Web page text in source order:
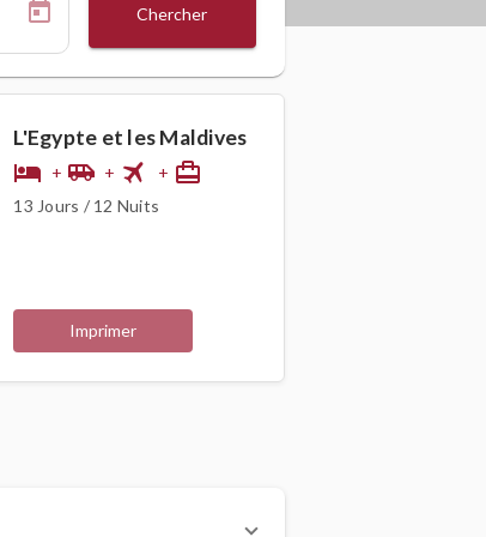
Chercher
L'Egypte et les Maldives
hotel + airport_shuttle + flight + card_travel
13 Jours / 12 Nuits
Imprimer